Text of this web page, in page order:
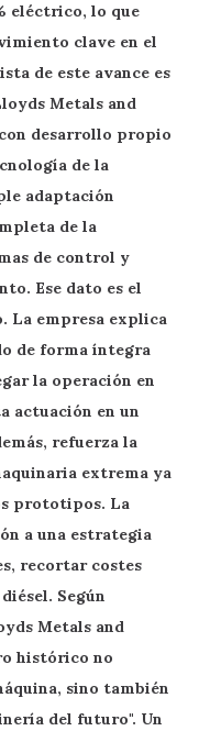
eléctrico, lo que
clave en el
de este avance es
Metals and
desarrollo propio
de la
adaptación
de la
de control y
Ese dato es el
La empresa explica
de forma íntegra
la operación en
actuación en un
refuerza la
extrema ya
prototipos. La
a una estrategia
recortar costes
Según
Metals and
histórico no
sino también
del futuro". Un